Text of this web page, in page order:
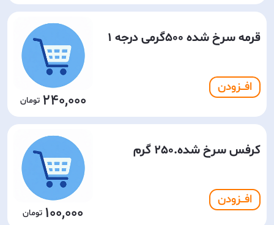
قرمه سرخ شده 500گرمی درجه 1
افـــزودن
240,000
کرفس سرخ شده.250 گرم
افـــزودن
100,000